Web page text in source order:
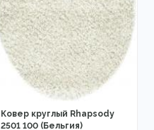
Ковер круглый Rhapsody
2501 100 (Бельгия)